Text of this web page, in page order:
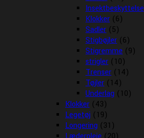
Insektbeskyttelse
Klokker (6)
Sadler (5)
Stigbøjler (6)
Stigremme (9)
strigler (10)
Trenser (14)
Tøjler (14)
Underlag (10)
Klokker (43)
Legetøj (19)
Longering (31)